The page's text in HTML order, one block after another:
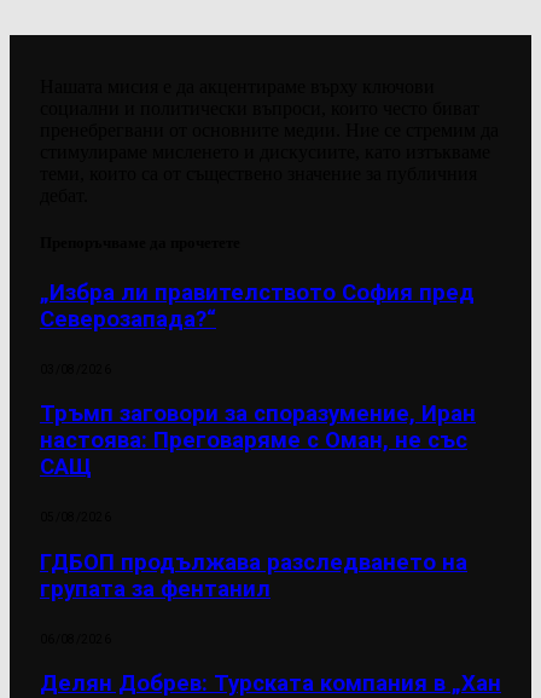
„Избра ли правителството София пред
Северозапада?“
Тръмп заговори за споразумение, Иран
настоява: Преговаряме с Оман, не със
САЩ
ГДБОП продължава разследването на
групата за фентанил
Делян Добрев: Турската компания в „Хан